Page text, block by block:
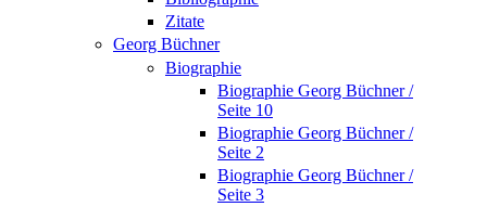
Zitate
Georg Büchner
Biographie
Biographie Georg Büchner /
Seite 10
Biographie Georg Büchner /
Seite 2
Biographie Georg Büchner /
Seite 3